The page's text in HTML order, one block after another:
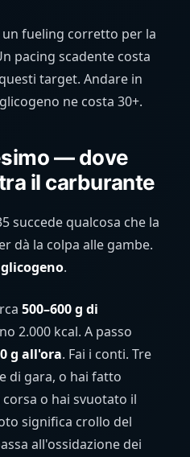
fueling corretto per la
pacing scadente costa
target. Andare in
ne costa 30+.
— dove
il carburante
succede qualcosa che la
dà la colpa alle gambe.
glicogeno.
500–600 g di
2.000 kcal. A passo
g all'ora. Fai i conti. Tre
di gara, o hai fatto
o hai svuotato il
significa crollo del
all'ossidazione dei